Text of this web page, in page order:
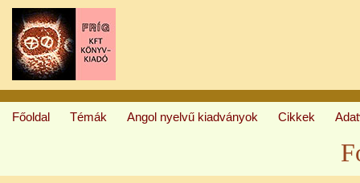
Főoldal Témák Angol nyelvű kiadványok Cikkek